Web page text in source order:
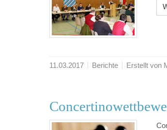
11.03.2017 Berichte Erstellt von